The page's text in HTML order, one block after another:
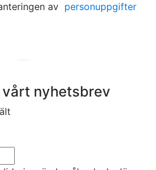
av personuppgifter
vårt nyhetsbrev